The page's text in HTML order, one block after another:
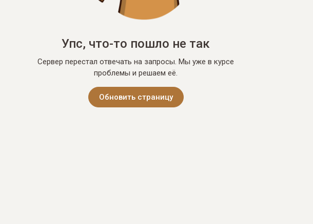
Упс, что-то пошло не так
Сервер перестал отвечать на запросы. Мы уже в курсе
проблемы и решаем её.
Обновить страницу